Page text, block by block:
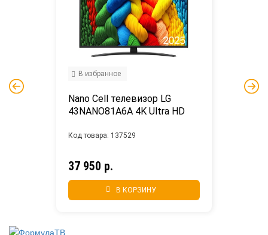
Nano Cell телевизор LG
43NANO81A6A 4K Ultra HD
37 950 р.
В КОРЗИНУ
Код товара: 137529
В избранное